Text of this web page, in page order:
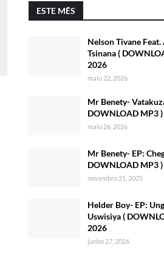
ESTE MÊS
Nelson Tivane Feat.
Tsinana (
2026
maio 22, 2026
Mr Benety-
DOWNLOAD MP3
maio 26, 2026
Mr Benety- EP:
DOWNLOAD MP3
novembro 21, 2025
Helder Boy- EP:
Uswisiya (
2026
junho 27, 2026